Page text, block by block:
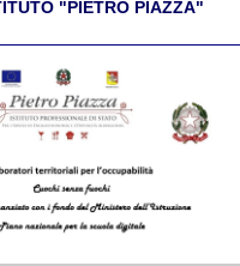
"PIETRO PIAZZA"